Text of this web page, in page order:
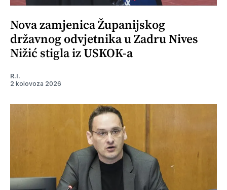
Nova zamjenica Županijskog
državnog odvjetnika u Zadru Nives
Nižić stigla iz USKOK-a
R.I.
2 kolovoza 2026